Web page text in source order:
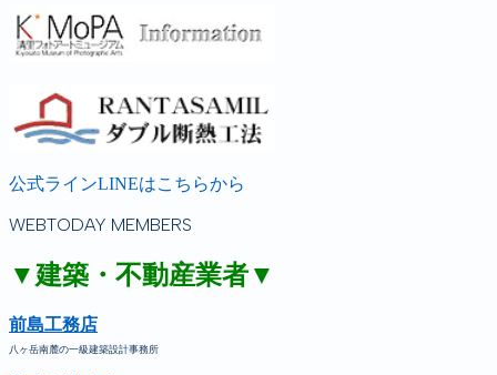
公式ラインLINEはこちらから
WEBTODAY MEMBERS
▼建築・不動産業者▼
前島工務店
八ヶ岳南麓の一級建築設計事務所